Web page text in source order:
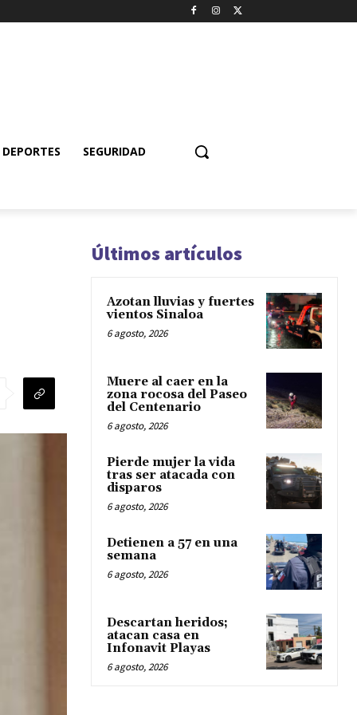
DEPORTES SEGURIDAD
Últimos artículos
Azotan lluvias y fuertes
vientos Sinaloa
6 agosto, 2026
Muere al caer en la
zona rocosa del Paseo
del Centenario
6 agosto, 2026
Pierde mujer la vida
tras ser atacada con
disparos
6 agosto, 2026
Detienen a 57 en una
semana
6 agosto, 2026
Descartan heridos;
atacan casa en
Infonavit Playas
6 agosto, 2026